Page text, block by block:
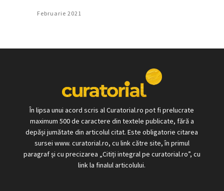
Februarie 2021
În lipsa unui acord scris al Curatorial.ro pot fi prelucrate
maximum 500 de caractere din textele publicate, fără a
depăși jumătate din articolul citat. Este obligatorie citarea
sursei www. curatorial.ro, cu link către site, în primul
paragraf și cu precizarea „Citiți integral pe curatorial.ro”, cu
link la finalul articolului.